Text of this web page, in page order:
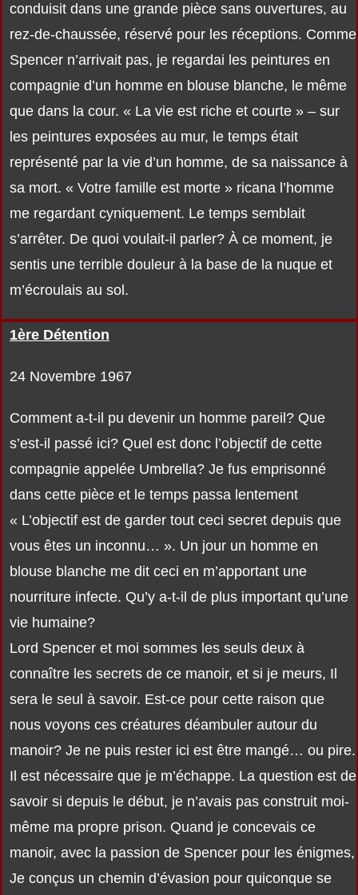
conduisit dans une grande pièce sans ouvertures, au
rez-de-chaussée, réservé pour les réceptions. Comme
Spencer n’arrivait pas, je regardai les peintures en
compagnie d’un homme en blouse blanche, le même
que dans la cour. « La vie est riche et courte » – sur
les peintures exposées au mur, le temps était
représenté par la vie d’un homme, de sa naissance à
sa mort. « Votre famille est morte » ricana l’homme
me regardant cyniquement. Le temps semblait
s’arrêter. De quoi voulait-il parler? À ce moment, je
sentis une terrible douleur à la base de la nuque et
m’écroulais au sol.
1ère Détention
24 Novembre 1967
Comment a-t-il pu devenir un homme pareil? Que
s’est-il passé ici? Quel est donc l’objectif de cette
compagnie appelée Umbrella? Je fus emprisonné
dans cette pièce et le temps passa lentement
« L’objectif est de garder tout ceci secret depuis que
vous êtes un inconnu… ». Un jour un homme en
blouse blanche me dit ceci en m’apportant une
nourriture infecte. Qu’y a-t-il de plus important qu’une
vie humaine?
Lord Spencer et moi sommes les seuls deux à
connaître les secrets de ce manoir, et si je meurs, Il
sera le seul à savoir. Est-ce pour cette raison que
nous voyons ces créatures déambuler autour du
manoir? Je ne puis rester ici est être mangé… ou pire.
Il est nécessaire que je m’échappe. La question est de
savoir si depuis le début, je n’avais pas construit moi-
même ma propre prison. Quand je concevais ce
manoir, avec la passion de Spencer pour les énigmes,
Je conçus un chemin d’évasion pour quiconque se